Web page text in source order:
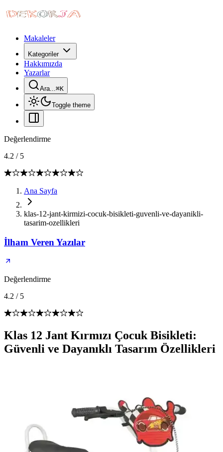
Makaleler
Kategoriler
Hakkımızda
Yazarlar
Ara...⌘K
Toggle theme
Değerlendirme
4.2 / 5
Ana Sayfa
klas-12-jant-kirmizi-cocuk-bisikleti-guvenli-ve-dayanikli-
tasarim-ozellikleri
İlham Veren Yazılar
Değerlendirme
4.2 / 5
Klas 12 Jant Kırmızı Çocuk Bisikleti:
Güvenli ve Dayanıklı Tasarım Özellikleri